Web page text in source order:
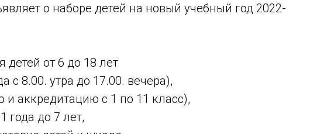
о наборе детей на новый учебный год 2022-
детей от 6 до 18 лет
с 8.00. утра до 17.00. вечера),
аккредитацию с 1 по 11 класс),
года до 7 лет,